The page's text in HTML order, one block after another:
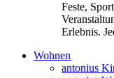
Feste,
Erlebnis.
Wohnen
antonius